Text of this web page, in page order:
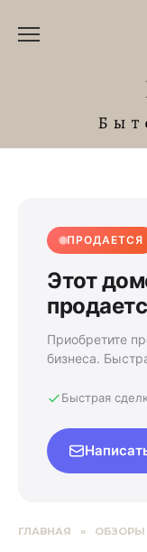
ПРОДАЕТСЯ
Этот
Приобретите
бизнеса.
Быстрая
ГЛАВНАЯ » ОБЗОРЫ